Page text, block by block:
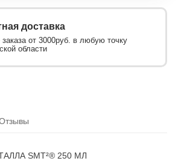
доставка
от 3000руб. в любую точку
области
SMT²® 250 МЛ